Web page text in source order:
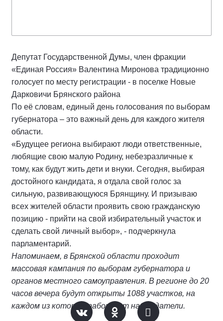
Депутат Государственной Думы, член фракции
«Единая Россия» Валентина Миронова традиционно
голосует по месту регистрации - в поселке Новые
Дарковичи Брянского района
По её словам, единый день голосования по выборам
губернатора – это важный день для каждого жителя
области.
«Будущее региона выбирают люди ответственные,
любящие свою малую Родину, небезразличные к
тому, как будут жить дети и внуки. Сегодня, выбирая
достойного кандидата, я отдала свой голос за
сильную, развивающуюся Брянщину. И призываю
всех жителей области проявить свою гражданскую
позицию - прийти на свой избирательный участок и
сделать свой личный выбор», - подчеркнула
парламентарий.
Напоминаем, в Брянской области проходит
массовая кампания по выборам губернатора и
органов местного самоуправления. В регионе до 20
часов вечера будут открыты 1088 участков, на
каждом из которых работают наблюдатели.